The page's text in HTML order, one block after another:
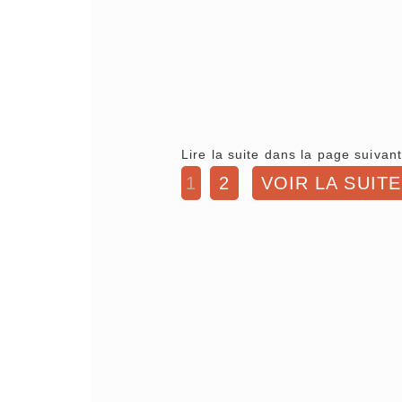
Lire la suite dans la page
1 2 VOIR LA SUITE